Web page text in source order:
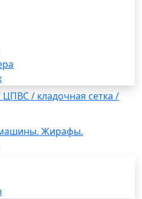
/ кладочная сетка /
Жирафы.